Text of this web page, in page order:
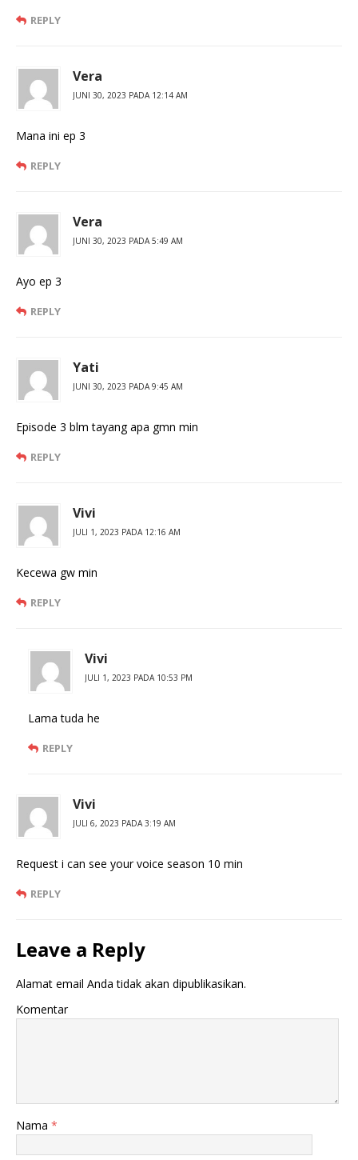
REPLY
Vera
JUNI 30, 2023 PADA 12:14 AM
Mana ini ep 3
REPLY
Vera
JUNI 30, 2023 PADA 5:49 AM
Ayo ep 3
REPLY
Yati
JUNI 30, 2023 PADA 9:45 AM
Episode 3 blm tayang apa gmn min
REPLY
Vivi
JULI 1, 2023 PADA 12:16 AM
Kecewa gw min
REPLY
Vivi
JULI 1, 2023 PADA 10:53 PM
Lama tuda he
REPLY
Vivi
JULI 6, 2023 PADA 3:19 AM
Request i can see your voice season 10 min
REPLY
Leave a Reply
Alamat email Anda tidak akan dipublikasikan.
Komentar
Nama *